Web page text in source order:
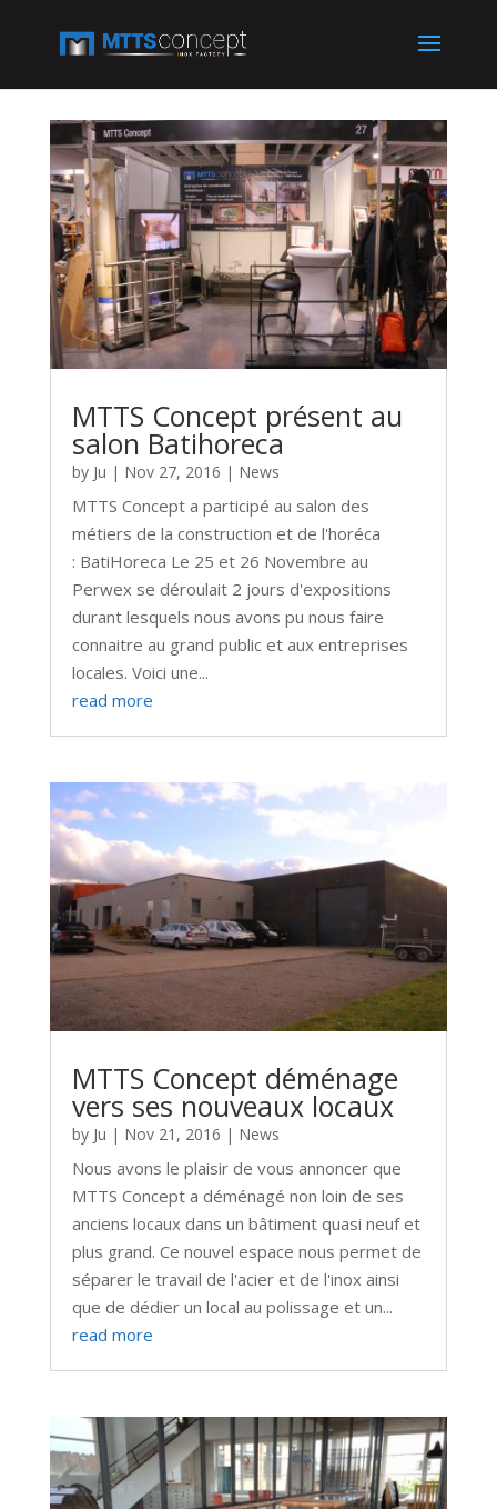
MTTS Concept présent au
salon Batihoreca
by Ju | Nov 27, 2016 | News
MTTS Concept a participé au salon des
métiers de la construction et de l'horéca
: BatiHoreca Le 25 et 26 Novembre au
Perwex se déroulait 2 jours d'expositions
durant lesquels nous avons pu nous faire
connaitre au grand public et aux entreprises
locales. Voici une...
read more
MTTS Concept déménage
vers ses nouveaux locaux
by Ju | Nov 21, 2016 | News
Nous avons le plaisir de vous annoncer que
MTTS Concept a déménagé non loin de ses
anciens locaux dans un bâtiment quasi neuf et
plus grand. Ce nouvel espace nous permet de
séparer le travail de l'acier et de l'inox ainsi
que de dédier un local au polissage et un...
read more